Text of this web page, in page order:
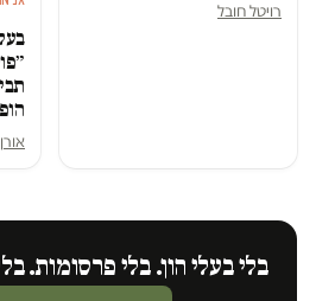
רויטל חובל
בלי בעלי הון. בלי פרסומות.